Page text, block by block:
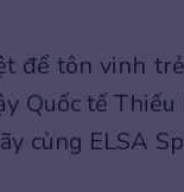
để tôn vinh
Quốc tế
cùng ELSA